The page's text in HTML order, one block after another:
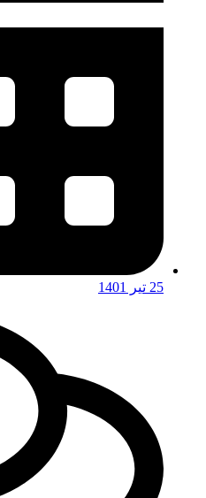
25 تیر 1401